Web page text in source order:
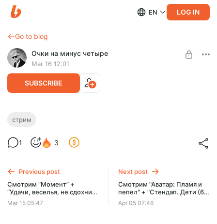
EN LOG IN
Go to blog
Очки на минус четыре
Mar 16 12:01
SUBSCRIBE
Смотрим “Оскар 2026” + “Стендап. Дети
Смотрю фильмы в интернете
стрим
1 3
Previous post
Смотрим “Момент” +
“Удачи, веселья, не сдохни”
+ “Завещание Анны Ли” +
“Стендап. Дети (2 серия)”
Mar 15 05:47
Next post
Cмотрим "Аватар: Пламя и
пепел" + "Стендап. Дети (6
серия)"
Apr 05 07:46